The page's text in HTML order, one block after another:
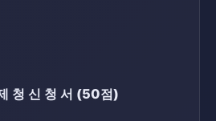
청 신 청 서 (50점)